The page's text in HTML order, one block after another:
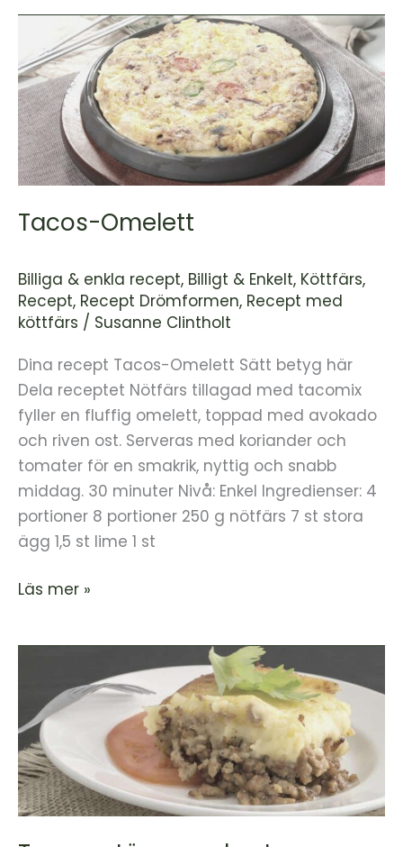
Tacos-Omelett
Billiga & enkla recept, Billigt & Enkelt, Köttfärs,
Recept, Recept Drömformen, Recept med
köttfärs / Susanne Clintholt
Dina recept Tacos-Omelett Sätt betyg här
Dela receptet Nötfärs tillagad med tacomix
fyller en fluffig omelett, toppad med avokado
och riven ost. Serveras med koriander och
tomater för en smakrik, nyttig och snabb
middag. 30 minuter Nivå: Enkel Ingredienser: 4
portioner 8 portioner 250 g nötfärs 7 st stora
ägg 1,5 st lime 1 st
Omelett
Läs mer »
ost